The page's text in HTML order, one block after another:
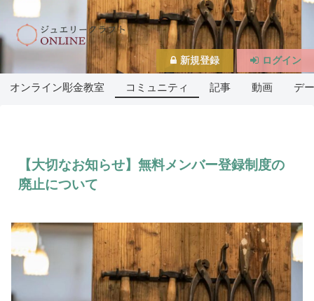
オンライン彫金教室 コミュニティ 記事 動画 デ
【大切なお知らせ】無料メンバー登録制度の
廃止について
新規登録 ログイン